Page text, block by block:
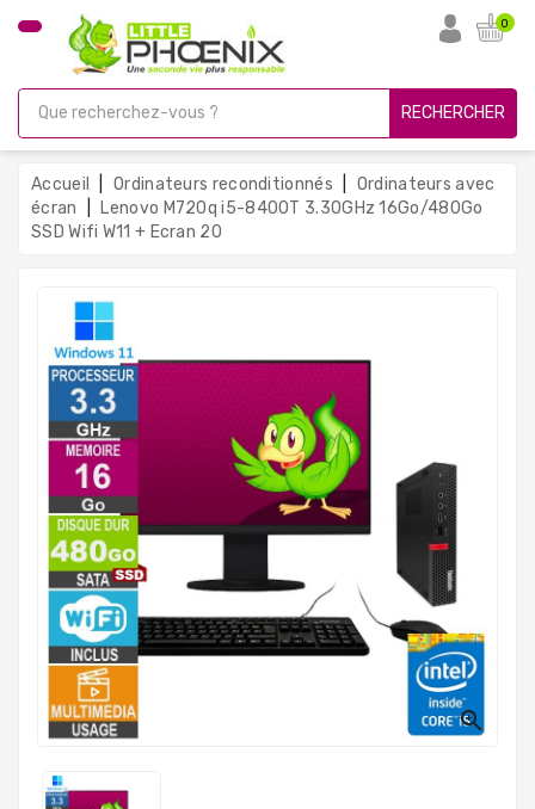
CATÉGORIE
Gamer
Unités
Centrales
Reconditionnées
Ordinateurs
Portables
Mesure
Tout-
0
RECHERCHER
Accueil Ordinateurs reconditionnés
Ordinateurs avec
écran
Lenovo M720q i5-8400T 3.30GHz 16Go/480Go
SSD Wifi W11 + Ecran 20
